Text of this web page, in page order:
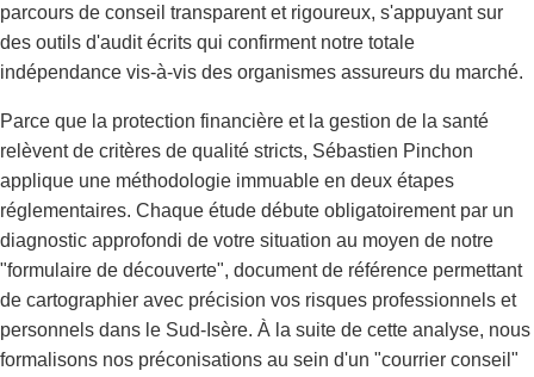
parcours de conseil transparent et rigoureux, s'appuyant sur
des outils d'audit écrits qui confirment notre totale
indépendance vis-à-vis des organismes assureurs du marché.
Parce que la protection financière et la gestion de la santé
relèvent de critères de qualité stricts, Sébastien Pinchon
applique une méthodologie immuable en deux étapes
réglementaires. Chaque étude débute obligatoirement par un
diagnostic approfondi de votre situation au moyen de notre
"formulaire de découverte", document de référence permettant
de cartographier avec précision vos risques professionnels et
personnels dans le Sud-Isère. À la suite de cette analyse, nous
formalisons nos préconisations au sein d'un "courrier conseil"